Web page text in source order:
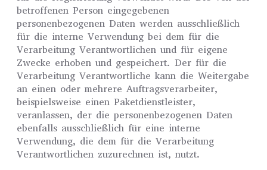
betroffenen Person eingegebenen
personenbezogenen Daten werden ausschließlich
für die interne Verwendung bei dem für die
Verarbeitung Verantwortlichen und für eigene
Zwecke erhoben und gespeichert. Der für die
Verarbeitung Verantwortliche kann die Weitergabe
an einen oder mehrere Auftragsverarbeiter,
beispielsweise einen Paketdienstleister,
veranlassen, der die personenbezogenen Daten
ebenfalls ausschließlich für eine interne
Verwendung, die dem für die Verarbeitung
Verantwortlichen zuzurechnen ist, nutzt.